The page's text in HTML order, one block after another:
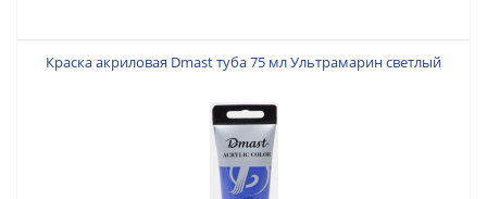
Краска акриловая Dmast туба 75 мл Ультрамарин светлый